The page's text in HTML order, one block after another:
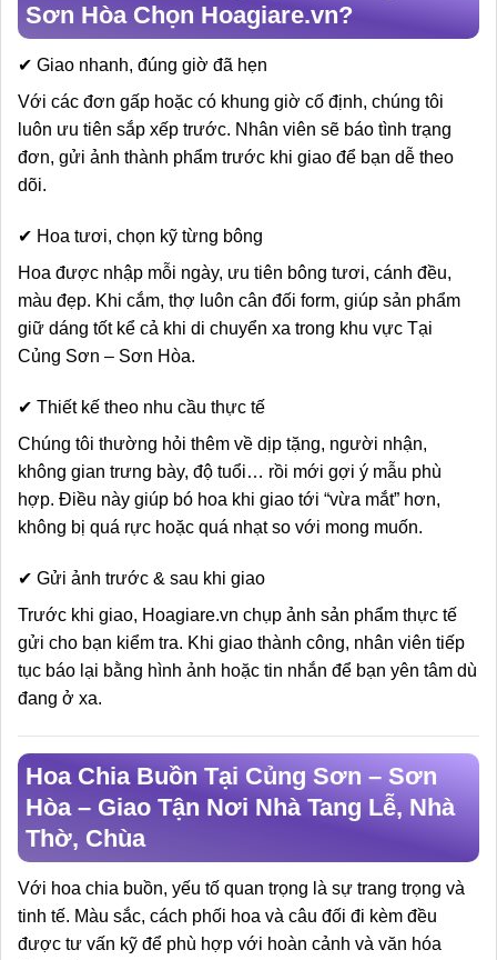
Sơn Hòa Chọn Hoagiare.vn?
✔ Giao nhanh, đúng giờ đã hẹn
Với các đơn gấp hoặc có khung giờ cố định, chúng tôi
luôn ưu tiên sắp xếp trước. Nhân viên sẽ báo tình trạng
đơn, gửi ảnh thành phẩm trước khi giao để bạn dễ theo
dõi.
✔ Hoa tươi, chọn kỹ từng bông
Hoa được nhập mỗi ngày, ưu tiên bông tươi, cánh đều,
màu đẹp. Khi cắm, thợ luôn cân đối form, giúp sản phẩm
giữ dáng tốt kể cả khi di chuyển xa trong khu vực Tại
Củng Sơn – Sơn Hòa.
✔ Thiết kế theo nhu cầu thực tế
Chúng tôi thường hỏi thêm về dịp tặng, người nhận,
không gian trưng bày, độ tuổi… rồi mới gợi ý mẫu phù
hợp. Điều này giúp bó hoa khi giao tới “vừa mắt” hơn,
không bị quá rực hoặc quá nhạt so với mong muốn.
✔ Gửi ảnh trước & sau khi giao
Trước khi giao, Hoagiare.vn chụp ảnh sản phẩm thực tế
gửi cho bạn kiểm tra. Khi giao thành công, nhân viên tiếp
tục báo lại bằng hình ảnh hoặc tin nhắn để bạn yên tâm dù
đang ở xa.
Hoa Chia Buồn Tại Củng Sơn – Sơn
Hòa – Giao Tận Nơi Nhà Tang Lễ, Nhà
Thờ, Chùa
Với hoa chia buồn, yếu tố quan trọng là sự trang trọng và
tinh tế. Màu sắc, cách phối hoa và câu đối đi kèm đều
được tư vấn kỹ để phù hợp với hoàn cảnh và văn hóa